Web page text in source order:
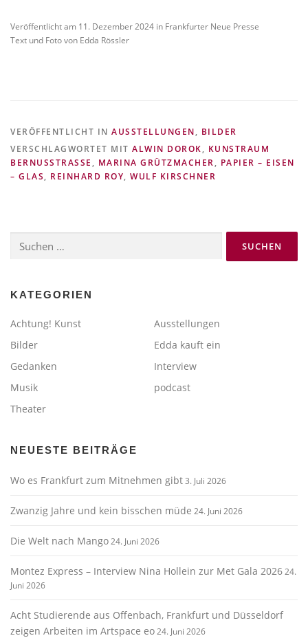
Veröffentlicht am 11. Dezember 2024 in Frankfurter Neue Presse
Text und Foto von Edda Rössler
VERÖFFENTLICHT IN AUSSTELLUNGEN, BILDER
VERSCHLAGWORTET MIT ALWIN DOROK, KUNSTRAUM
BERNUSSTRASSE , MARINA GRÜTZMACHER, PAPIER – EISEN
– GLAS, REINHARD ROY, WULF KIRSCHNER
nach:
KATEGORIEN
Achtung! Kunst
Ausstellungen
Bilder
Edda kauft ein
Gedanken
Interview
Musik
podcast
Theater
NEUESTE BEITRÄGE
Wo es Frankfurt zum Mitnehmen gibt3. Juli 2026
Zwanzig Jahre und kein bisschen müde 24. Juni 2026
Die Welt nach Mango24. Juni 2026
Montez Express – Interview Nina Hollein zur Met Gala 202624.
Juni 2026
Acht Studierende aus Offenbach, Frankfurt und Düsseldorf
zeigen Arbeiten im Artspace eo24. Juni 2026